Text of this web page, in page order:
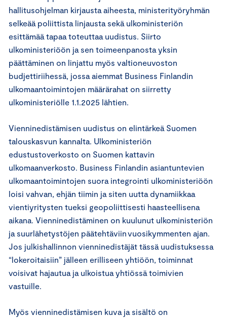
hallitusohjelman kirjausta aiheesta, ministerityöryhmän
selkeää poliittista linjausta sekä ulkoministeriön
esittämää tapaa toteuttaa uudistus. Siirto
ulkoministeriöön ja sen toimeenpanosta yksin
päättäminen on linjattu myös valtioneuvoston
budjettiriihessä, jossa aiemmat Business Finlandin
ulkomaantoimintojen määrärahat on siirretty
ulkoministeriölle 1.1.2025 lähtien.
Vienninedistämisen uudistus on elintärkeä Suomen
talouskasvun kannalta. Ulkoministeriön
edustustoverkosto on Suomen kattavin
ulkomaanverkosto. Business Finlandin asiantuntevien
ulkomaantoimintojen suora integrointi ulkoministeriöön
loisi vahvan, ehjän tiimin ja siten uutta dynamiikkaa
vientiyritysten tueksi geopoliittisesti haasteellisena
aikana. Vienninedistäminen on kuulunut ulkoministeriön
ja suurlähetystöjen päätehtäviin vuosikymmenten ajan.
Jos julkishallinnon vienninedistäjät tässä uudistuksessa
“lokeroitaisiin” jälleen erilliseen yhtiöön, toiminnat
voisivat hajautua ja ulkoistua yhtiössä toimivien
vastuille.
Myös vienninedistämisen kuva ja sisältö on